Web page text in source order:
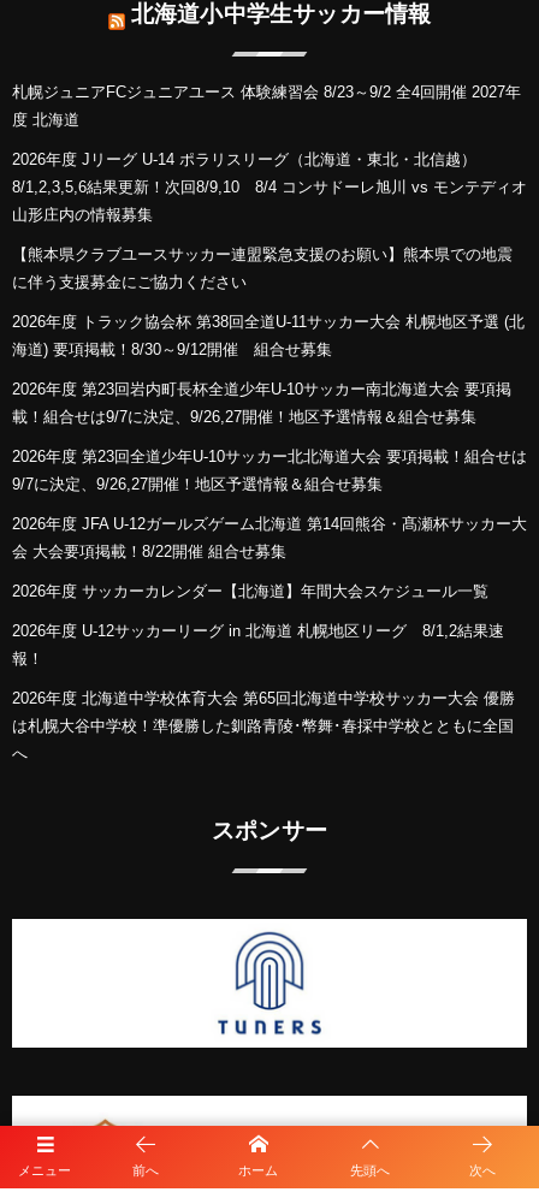
メニュー 前へ ホーム 先頭へ 次へ
北海道小中学生サッカー情報
札幌ジュニアFCジュニアユース 体験練習会 8/23～9/2 全4回開催 2027年
度 北海道
2026年度 Jリーグ U-14 ポラリスリーグ（北海道・東北・北信越）
8/1,2,3,5,6結果更新！次回8/9,10 8/4 コンサドーレ旭川 vs モンテディオ
山形庄内の情報募集
【熊本県クラブユースサッカー連盟緊急支援のお願い】熊本県での地震
に伴う支援募金にご協力ください
2026年度 トラック協会杯 第38回全道U-11サッカー大会 札幌地区予選 (北
海道) 要項掲載！8/30～9/12開催 組合せ募集
2026年度 第23回岩内町長杯全道少年U-10サッカー南北海道大会 要項掲
載！組合せは9/7に決定、9/26,27開催！地区予選情報＆組合せ募集
2026年度 第23回全道少年U-10サッカー北北海道大会 要項掲載！組合せは
9/7に決定、9/26,27開催！地区予選情報＆組合せ募集
2026年度 JFA U-12ガールズゲーム北海道 第14回熊谷・髙瀬杯サッカー大
会 大会要項掲載！8/22開催 組合せ募集
2026年度 サッカーカレンダー【北海道】年間大会スケジュール一覧
2026年度 U-12サッカーリーグ in 北海道 札幌地区リーグ 8/1,2結果速
報！
2026年度 北海道中学校体育大会 第65回北海道中学校サッカー大会 優勝
は札幌大谷中学校！準優勝した釧路青陵･幣舞･春採中学校とともに全国
へ
スポンサー